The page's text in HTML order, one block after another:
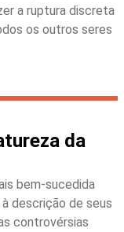
a ruptura discreta
os outros seres
da
bem-sucedida
descrição de seus
controvérsias